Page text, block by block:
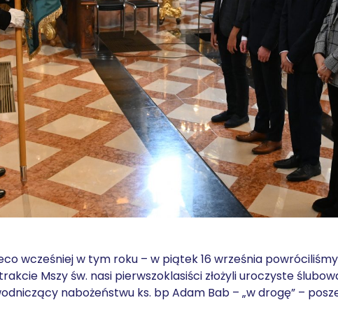
wcześniej w tym roku – w piątek 16 września
Mszy św. nasi pierwszoklasiści złożyli uroczyste
nabożeństwu ks. bp Adam Bab – „w drogę” –